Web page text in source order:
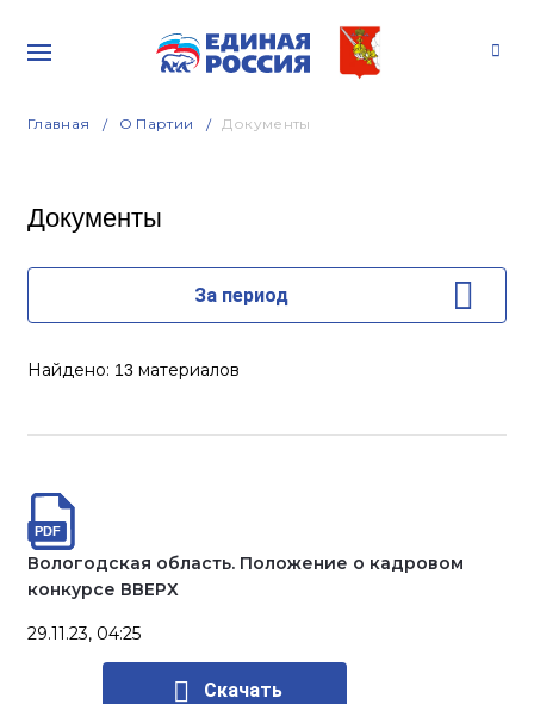
Главная О Партии Документы
Документы
За период
Найдено: 13 материалов
Вологодская область. Положение о кадровом
конкурсе ВВЕРХ
29.11.23, 04:25
Скачать